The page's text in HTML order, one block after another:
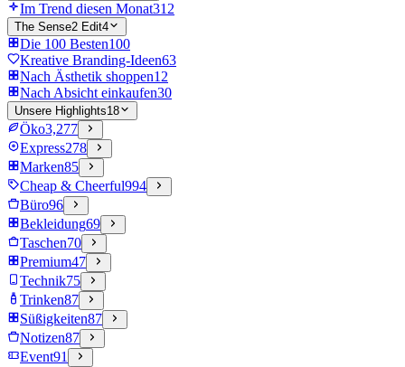
Im Trend diesen Monat312
The Sense2 Edit4
Die 100 Besten100
Kreative Branding-Ideen63
Nach Ästhetik shoppen12
Nach Absicht einkaufen30
Unsere Highlights18
Öko3,277
Express278
Marken85
Cheap & Cheerful994
Büro96
Bekleidung69
Taschen70
Premium47
Technik75
Trinken87
Süßigkeiten87
Notizen87
Event91